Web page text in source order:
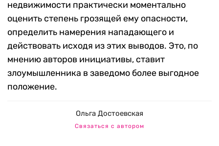
недвижимости практически моментально
оценить степень грозящей ему опасности,
определить намерения нападающего и
действовать исходя из этих выводов. Это, по
мнению авторов инициативы, ставит
злоумышленника в заведомо более выгодное
положение.
Ольга Достоевская
Связаться с автором